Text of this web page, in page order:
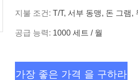
지불 조건: T/T, 서부 동맹, 돈 그램,
공급 능력: 1000 세트 / 월
가장 좋은 가격 을 구하라